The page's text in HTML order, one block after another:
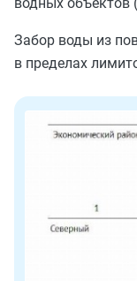
Забор воды из
в пределах